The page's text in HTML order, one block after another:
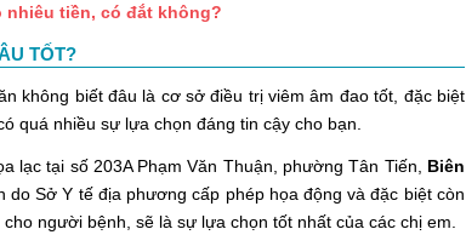
nhiêu tiền, có đắt không?
TỐT?
không biết đâu là cơ sở điều trị viêm âm đao tốt, đặc biệt
quá nhiều sự lựa chọn đáng tin cậy cho bạn.
lạc tại số 203A Phạm Văn Thuận, phường Tân Tiến, Biên
do Sở Y tế địa phương cấp phép họa động và đặc biệt còn
người bệnh, sẽ là sự lựa chọn tốt nhất của các chị em.